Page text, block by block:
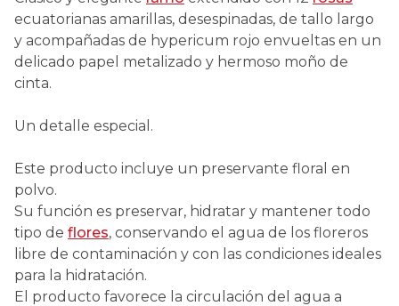
ecuatorianas amarillas, desespinadas, de tallo largo
y acompañadas de hypericum rojo envueltas en un
delicado papel metalizado y hermoso moño de
cinta.
Un detalle especial.
Este producto incluye un preservante floral en
polvo.
Su función es preservar, hidratar y mantener todo
tipo de flores, conservando el agua de los floreros
libre de contaminación y con las condiciones ideales
para la hidratación.
El producto favorece la circulación del agua a